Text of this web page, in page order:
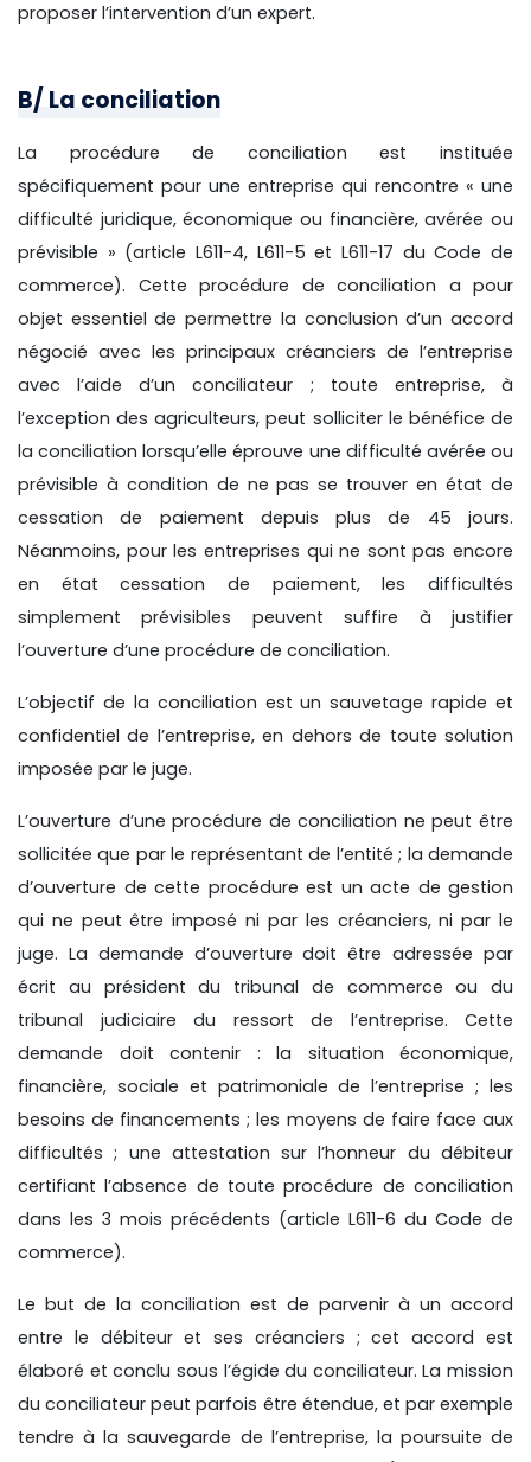
proposer l’intervention d’un expert.
B/ La conciliation
La procédure de conciliation est instituée
spécifiquement pour une entreprise qui rencontre « une
difficulté juridique, économique ou financière, avérée ou
prévisible » (article L611-4, L611-5 et L611-17 du Code de
commerce). Cette procédure de conciliation a pour
objet essentiel de permettre la conclusion d’un accord
négocié avec les principaux créanciers de l’entreprise
avec l’aide d’un conciliateur ; toute entreprise, à
l’exception des agriculteurs, peut solliciter le bénéfice de
la conciliation lorsqu’elle éprouve une difficulté avérée ou
prévisible à condition de ne pas se trouver en état de
cessation de paiement depuis plus de 45 jours.
Néanmoins, pour les entreprises qui ne sont pas encore
en état cessation de paiement, les difficultés
simplement prévisibles peuvent suffire à justifier
l’ouverture d’une procédure de conciliation.
L’objectif de la conciliation est un sauvetage rapide et
confidentiel de l’entreprise, en dehors de toute solution
imposée par le juge.
L’ouverture d’une procédure de conciliation ne peut être
sollicitée que par le représentant de l’entité ; la demande
d’ouverture de cette procédure est un acte de gestion
qui ne peut être imposé ni par les créanciers, ni par le
juge. La demande d’ouverture doit être adressée par
écrit au président du tribunal de commerce ou du
tribunal judiciaire du ressort de l’entreprise. Cette
demande doit contenir : la situation économique,
financière, sociale et patrimoniale de l’entreprise ; les
besoins de financements ; les moyens de faire face aux
difficultés ; une attestation sur l’honneur du débiteur
certifiant l’absence de toute procédure de conciliation
dans les 3 mois précédents (article L611-6 du Code de
commerce).
Le but de la conciliation est de parvenir à un accord
entre le débiteur et ses créanciers ; cet accord est
élaboré et conclu sous l’égide du conciliateur. La mission
du conciliateur peut parfois être étendue, et par exemple
tendre à la sauvegarde de l’entreprise, la poursuite de